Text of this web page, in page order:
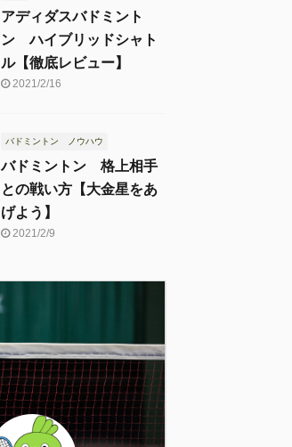
アディダスバドミント
ン ハイブリッドシャト
ル【徹底レビュー】
2021/2/16
バドミントン ノウハウ
バドミントン 格上相手
との戦い方【大金星をあ
げよう】
2021/2/9